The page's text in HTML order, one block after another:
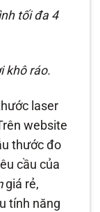
tối đa 4
khô ráo.
laser
website
thước đo
cầu của
giá rẻ,
tính năng